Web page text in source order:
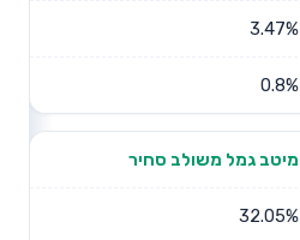
3.47%
0.8%
מיטב גמל משולב סחיר
32.05%